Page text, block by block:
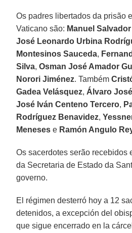
Os padres libertados da prisão
Vaticano são: Manuel
José Leonardo Urbina
Montesinos Sauceda,
Silva,Osman José Amador
Norori Jiménez. Também
Gadea Velásquez, Álvaro
José Iván Centeno Tercero,
Rodríguez Benavidez,
Meneses e Ramón Angulo
Os sacerdotes serão recebidos
da Secretaria de Estado da
governo.
El régimen desterró hoy a 12
detenidos, a excepción del
que sigue encerrado en la cárcel